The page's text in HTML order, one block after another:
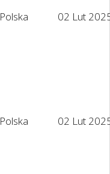
Polska 02 Lut
Polska 02 Lut